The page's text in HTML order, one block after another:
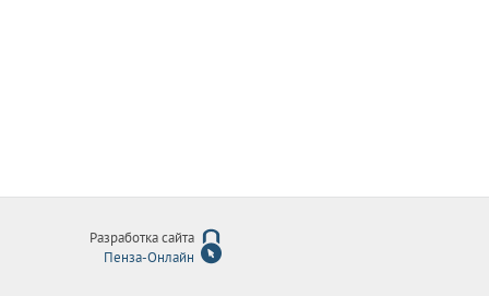
Разработка сайта
Пенза-Онлайн